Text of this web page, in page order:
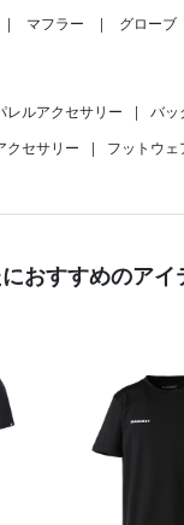
マフラー グローブ
レルアクセサリー | バッ
クセサリー
| フットウェ
おすすめのアイ